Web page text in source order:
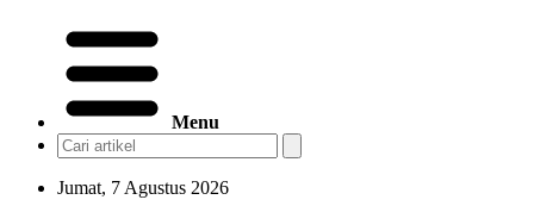
Menu
Jumat, 7 Agustus 2026